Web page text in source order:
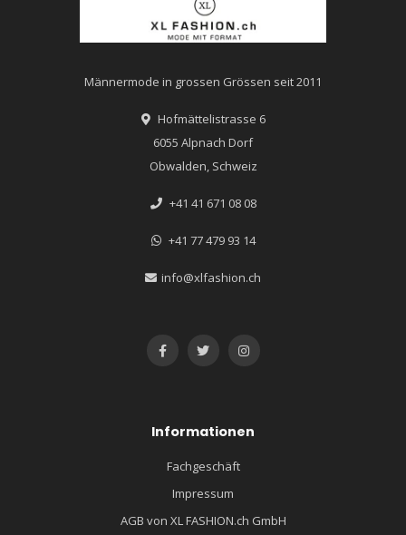
Männermode in grossen Grössen seit 2011
Hofmättelistrasse 6
6055 Alpnach Dorf
Obwalden, Schweiz
+41 41 671 08 08
+41 77 479 93 14
info@xlfashion.ch
Informationen
Fachgeschäft
Impressum
AGB von XL FASHION.ch GmbH